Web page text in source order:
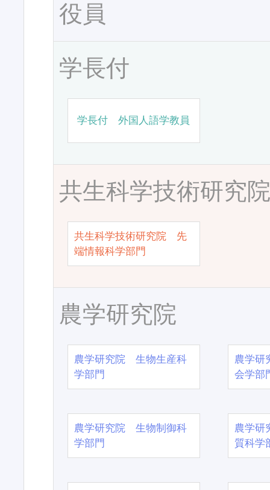
役員
学長付
学長付 外国人語学教員
共生科学技術研究
共生科学技術研究院 先
端情報科学部門
農学研究院
農学研究院 生物生産科
学部門
農学
会学部
農学研究院 生物制御科
学部門
農学
質科学